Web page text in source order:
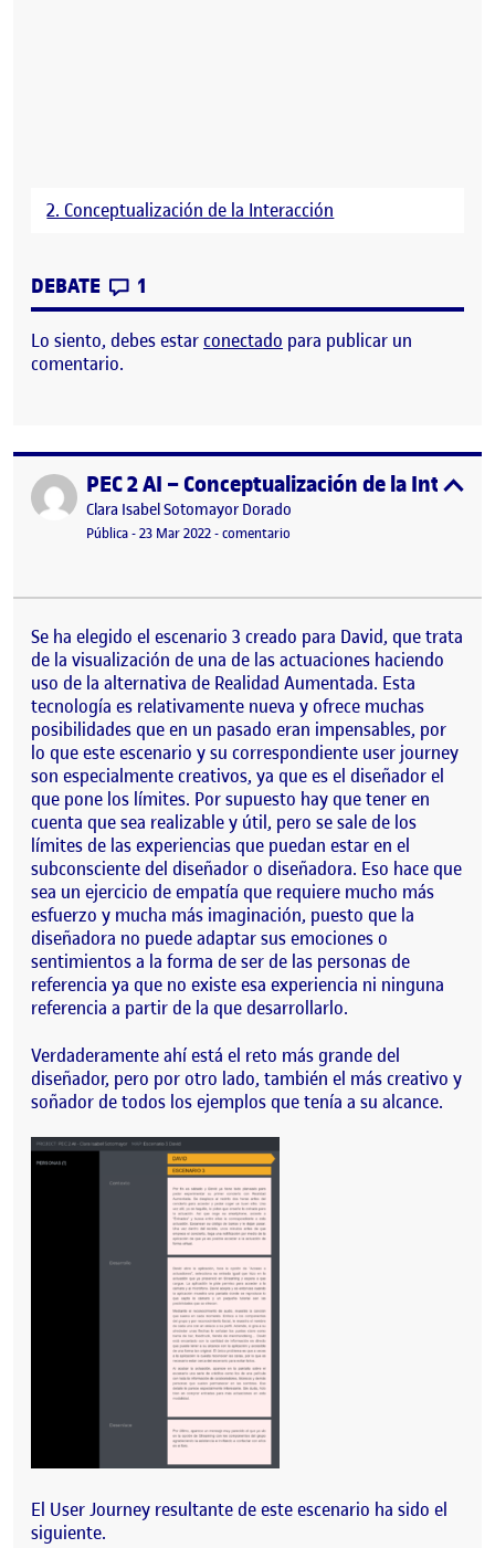
2. Conceptualización de la Interacción
DEBATE CONTRIBUTIONS
1
Lo siento, debes estarconectado para publicar un
comentario.
Publicado porPEC 2 AI – Conceptualización de la
Publicado por
Clara Isabel Sotomayor Dorado
Visibilidad:
Pública-Fecha de publicación
23 Mar 20224 abril, 2022 8:01 am
-comentario
Se ha elegido el escenario 3 creado para David, que trata
de la visualización de una de las actuaciones haciendo
uso de la alternativa de Realidad Aumentada. Esta
tecnología es relativamente nueva y ofrece muchas
posibilidades que en un pasado eran impensables, por
lo que este escenario y su correspondiente user journey
son especialmente creativos, ya que es el diseñador el
que pone los límites. Por supuesto hay que tener en
cuenta que sea realizable y útil, pero se sale de los
límites de las experiencias que puedan estar en el
subconsciente del diseñador o diseñadora. Eso hace que
sea un ejercicio de empatía que requiere mucho más
esfuerzo y mucha más imaginación, puesto que la
diseñadora no puede adaptar sus emociones o
sentimientos a la forma de ser de las personas de
referencia ya que no existe esa experiencia ni ninguna
referencia a partir de la que desarrollarlo.
Verdaderamente ahí está el reto más grande del
diseñador, pero por otro lado, también el más creativo y
soñador de todos los ejemplos que tenía a su alcance.
El User Journey resultante de este escenario ha sido el
siguiente.